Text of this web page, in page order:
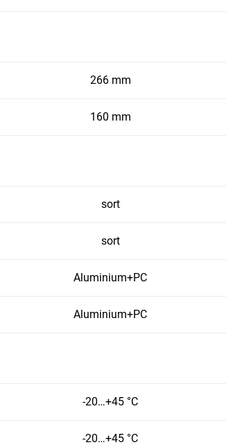
266 mm
160 mm
sort
sort
Aluminium+PC
Aluminium+PC
-20…+45 °C
-20…+45 °C